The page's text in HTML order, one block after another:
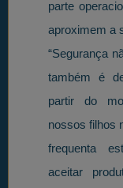
parte
aproximem a
“Segurança
também é
partir do
nossos filhos
frequenta
aceitar